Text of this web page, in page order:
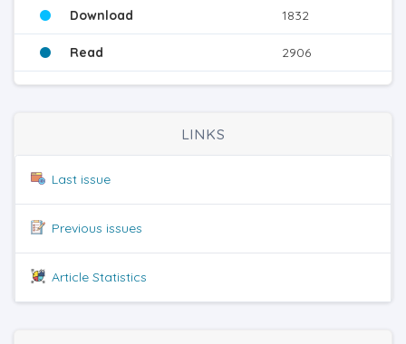
Download 1832
Read 2906
LINKS
Last issue
Previous issues
Article Statistics